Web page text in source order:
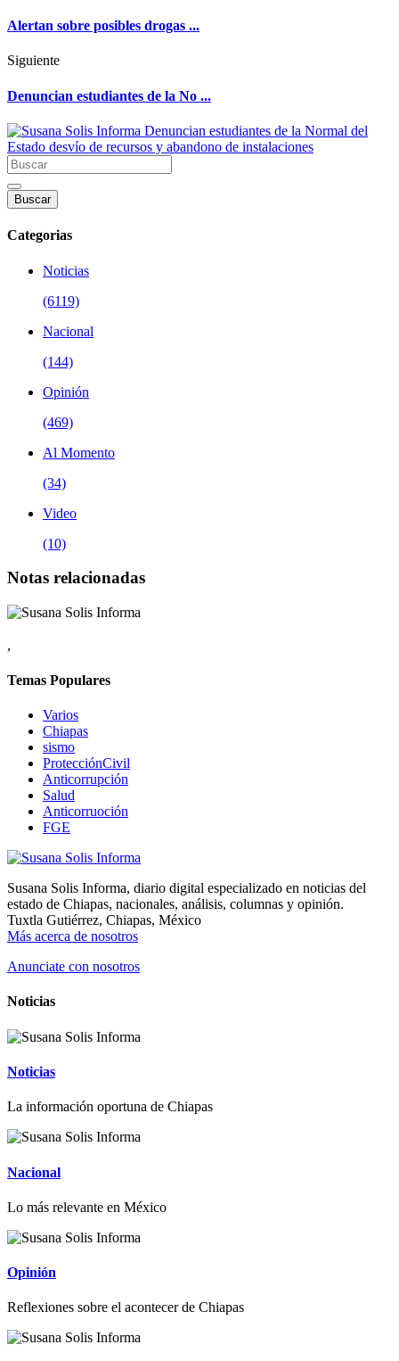
Alertan sobre posibles drogas ...
Siguiente
Denuncian estudiantes de la No ...
Buscar
Categorias
Noticias
(6119)
Nacional
(144)
Opinión
(469)
Al Momento
(34)
Video
(10)
Notas relacionadas
,
Temas Populares
Varios
Chiapas
sismo
ProtecciónCivil
Anticorrupción
Salud
Anticorruoción
FGE
Susana Solis Informa, diario digital especializado en noticias del
estado de Chiapas, nacionales, análisis, columnas y opinión.
Tuxtla Gutiérrez, Chiapas, México
Más acerca de nosotros
Anunciate con nosotros
Noticias
Noticias
La información oportuna de Chiapas
Nacional
Lo más relevante en México
Opinión
Reflexiones sobre el acontecer de Chiapas